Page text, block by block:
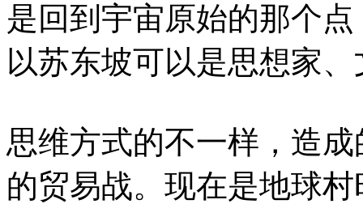
是回到宇宙原始的那个
以苏东坡可以是思想家
思维方式的不一样，造
的贸易战。现在是地球